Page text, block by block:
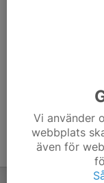
Vi använder
webbplats
även för